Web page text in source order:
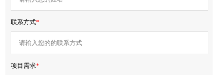
联系方式*
项目需求*